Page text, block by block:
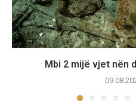
Mbi 2 mijë vjet nën